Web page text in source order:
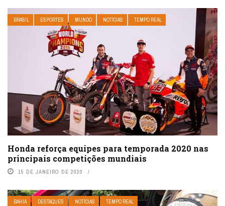
BRASIL ESPORTES MUNDO NOTÍCIAS TEMPO REAL
Honda reforça equipes para temporada 2020 nas
principais competições mundiais
15 DE JANEIRO DE 2020
BAHIA DESTAQUES NOTÍCIAS TEMPO REAL